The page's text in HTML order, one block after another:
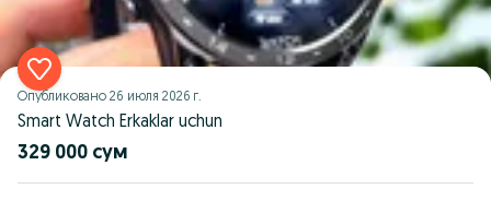
Опубликовано 26 июля 2026 г.
Smart Watch Erkaklar uchun
329 000 сум